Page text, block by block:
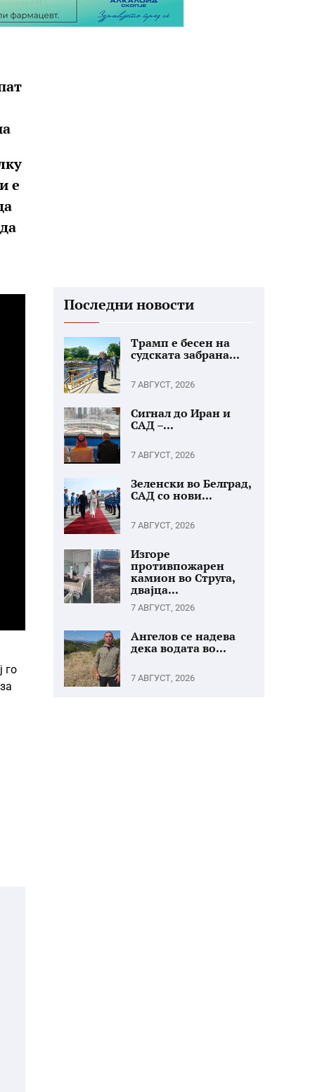
е
го
Последни новости
Трамп е бесен на
судската забрана...
7 АВГУСТ, 2026
Сигнал до Иран и
САД –...
7 АВГУСТ, 2026
Зеленски во Белград,
САД со нови...
7 АВГУСТ, 2026
Изгоре
противпожарен
камион во Струга,
двајца...
7 АВГУСТ, 2026
Ангелов се надева
дека водата во...
7 АВГУСТ, 2026